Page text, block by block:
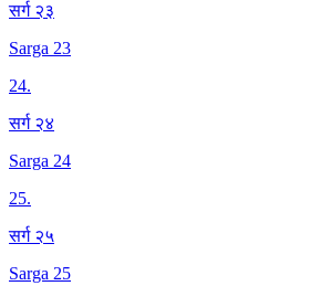
सर्ग २३
Sarga 23
24.
सर्ग २४
Sarga 24
25.
सर्ग २५
Sarga 25